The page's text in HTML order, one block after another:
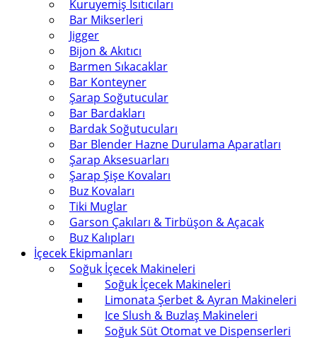
Kuruyemiş Isıtıcıları
Bar Mikserleri
Jigger
Bijon & Akıtıcı
Barmen Sıkacaklar
Bar Konteyner
Şarap Soğutucular
Bar Bardakları
Bardak Soğutucuları
Bar Blender Hazne Durulama Aparatları
Şarap Aksesuarları
Şarap Şişe Kovaları
Buz Kovaları
Tiki Muglar
Garson Çakıları & Tirbüşon & Açacak
Buz Kalıpları
İçecek Ekipmanları
Soğuk İçecek Makineleri
Soğuk İçecek Makineleri
Limonata Şerbet & Ayran Makineleri
Ice Slush & Buzlaş Makineleri
Soğuk Süt Otomat ve Dispenserleri